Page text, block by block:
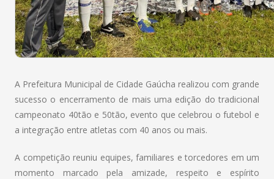
A Prefeitura Municipal de Cidade Gaúcha realizou com grande
sucesso o encerramento de mais uma edição do tradicional
campeonato 40tão e 50tão, evento que celebrou o futebol e
a integração entre atletas com 40 anos ou mais.
A competição reuniu equipes, familiares e torcedores em um
momento marcado pela amizade, respeito e espírito